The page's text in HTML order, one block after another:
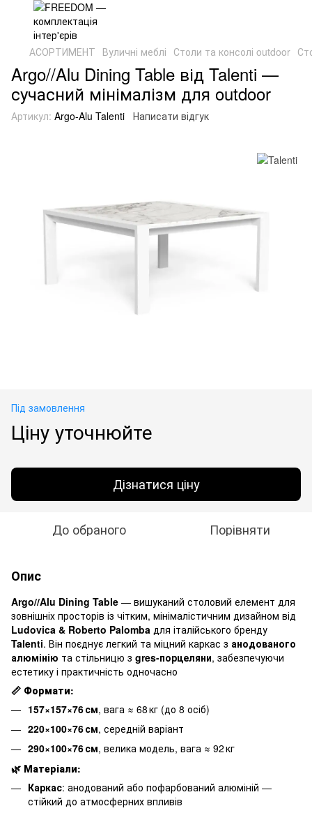
АСОРТИМЕНТ Вуличні меблі Столи та консолі outdoor
Argo//Alu Dining Table від Talenti —
сучасний мінімалізм для outdoor
Артикул: Argo-Alu Talenti Написати відгук
Під замовлення
Ціну уточнюйте
Дізнатися ціну
До обраного Порівняти
Опис
Argo//Alu Dining Table — вишуканий столовий елемент для
зовнішніх просторів із чітким, мінімалістичним дизайном від
Ludovica & Roberto Palomba для італійського бренду
Talenti. Він поєднує легкий та міцний каркас з анодованого
алюмінію та стільницю з gres-порцеляни, забезпечуючи
естетику і практичність одночасно
📏 Формати:
157×157×76 см, вага ≈ 68 кг (до 8 осіб)
220×100×76 см, середній варіант
290×100×76 см, велика модель, вага ≈ 92 кг
🌿 Матеріали:
Каркас: анодований або пофарбований алюміній —
стійкий до атмосферних впливів